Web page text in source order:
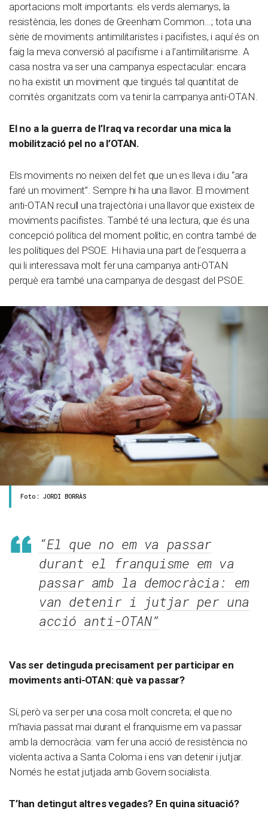
aportacions molt importants: els verds alemanys, la
resistència, les dones de Greenham Common…; tota una
sèrie de moviments antimilitaristes i pacifistes, i aquí és on
faig la meva conversió al pacifisme i a l’antimilitarisme. A
casa nostra va ser una campanya espectacular: encara
no ha existit un moviment que tingués tal quantitat de
comitès organitzats com va tenir la campanya anti-OTAN.
El no a la guerra de l’Iraq va recordar una mica la
mobilització pel no a l’OTAN.
Els moviments no neixen del fet que un es lleva i diu “ara
faré un moviment”. Sempre hi ha una llavor. El moviment
anti-OTAN recull una trajectòria i una llavor que existeix de
moviments pacifistes. També té una lectura, que és una
concepció política del moment polític, en contra també de
les polítiques del PSOE. Hi havia una part de l’esquerra a
qui li interessava molt fer una campanya anti-OTAN
perquè era també una campanya de desgast del PSOE.
Foto: JORDI BORRÀS
“El que no em va passar
durant el franquisme em va
passar amb la democràcia: em
van detenir i jutjar per una
acció anti-OTAN”
Vas ser detinguda precisament per participar en
moviments anti-OTAN: què va passar?
Sí, però va ser per una cosa molt concreta; el que no
m’havia passat mai durant el franquisme em va passar
amb la democràcia: vam fer una acció de resistència no
violenta activa a Santa Coloma i ens van detenir i jutjar.
Només he estat jutjada amb Govern socialista.
T’han detingut altres vegades? En quina situació?